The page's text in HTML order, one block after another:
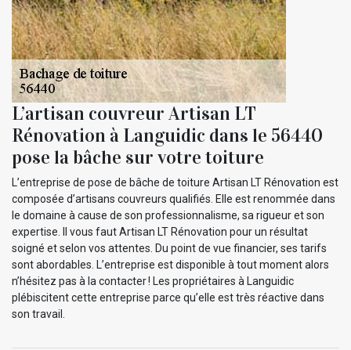
L’artisan couvreur Artisan LT
Rénovation à Languidic dans le 56440
pose la bâche sur votre toiture
L’entreprise de pose de bâche de toiture Artisan LT Rénovation est
composée d’artisans couvreurs qualifiés. Elle est renommée dans
le domaine à cause de son professionnalisme, sa rigueur et son
expertise. Il vous faut Artisan LT Rénovation pour un résultat
soigné et selon vos attentes. Du point de vue financier, ses tarifs
sont abordables. L’entreprise est disponible à tout moment alors
n’hésitez pas à la contacter ! Les propriétaires à Languidic
plébiscitent cette entreprise parce qu’elle est très réactive dans
son travail.